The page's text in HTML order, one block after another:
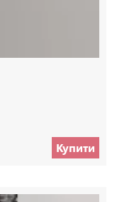
Купити